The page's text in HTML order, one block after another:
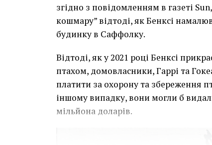
згідно з повідомленням в газеті
кошмару” відтоді, як Бенксі
будинку в Саффолку.
Відтоді, як у 2021 році Бенксі
птахом, домовласники, Гаррі та
платити за охорону та збереження
іншому випадку, вони могли б
мільйона доларів.